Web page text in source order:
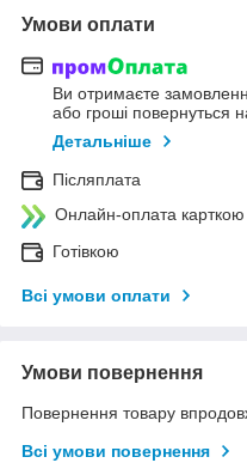
Умови оплати
Ви отримаєте
або гроші повернуться
Детальніше
Післяплата
Онлайн-оплата
Готівкою
Всі умови оплати
Умови повернення
Повернення товару
Всі умови повернення